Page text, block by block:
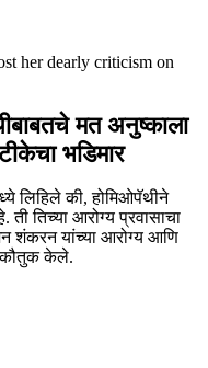
her dearly criticism on
मत अनुष्काला
भडिमार
लिहिले की, होमिओपॅथीने
ती तिच्या आरोग्य प्रवासाचा
शंकरन यांच्या आरोग्य आणि
कौतुक केले.